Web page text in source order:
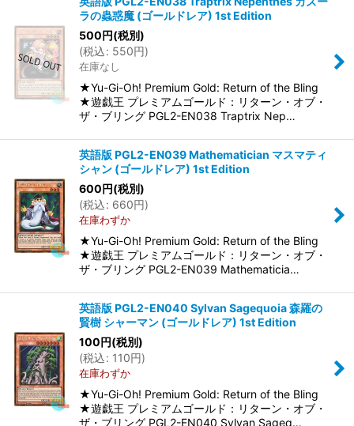
ラの蟲惑魔 (ゴールドレア) 1st Edition
500円(税別)
(税込: 550円)
在庫なし
★Yu-Gi-Oh! Premium Gold: Return of the Bling
★遊戯王 プレミアムゴールド：リターン・オブ・
ザ・ブリング PGL2-EN038 Traptrix Nep…
英語版 PGL2-EN039 Mathematician マスマティ
シャン (ゴールドレア) 1st Edition
600円(税別)
(税込: 660円)
在庫わずか
★Yu-Gi-Oh! Premium Gold: Return of the Bling
★遊戯王 プレミアムゴールド：リターン・オブ・
ザ・ブリング PGL2-EN039 Mathematicia…
英語版 PGL2-EN040 Sylvan Sagequoia 森羅の
賢樹 シャーマン (ゴールドレア) 1st Edition
100円(税別)
(税込: 110円)
在庫わずか
★Yu-Gi-Oh! Premium Gold: Return of the Bling
★遊戯王 プレミアムゴールド：リターン・オブ・
ザ・ブリング PGL2-EN040 Sylvan Sageq…